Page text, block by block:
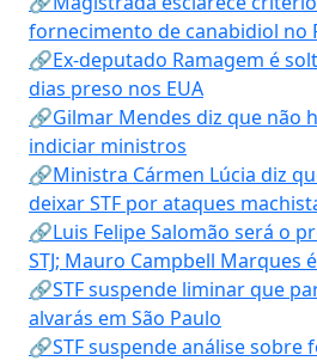
fornecimento de canabidiol no
🔗Ex-deputado Ramagem é
dias preso nos EUA
🔗Gilmar Mendes diz que não
indiciar ministros
🔗Ministra Cármen Lúcia diz
deixar STF por ataques
🔗Luis Felipe Salomão será o
STJ; Mauro Campbell Marques
🔗STF suspende liminar que
alvarás em São Paulo
🔗STF suspende análise sobre